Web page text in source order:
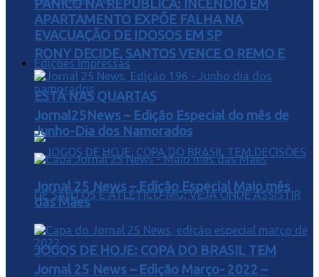
RONY DECIDE, SANTOS VENCE O REMO E
ESTÁ NAS QUARTAS
JOGOS DE HOJE: COPA DO BRASIL TEM
PÂNICO NA REPÚBLICA: INCÊNDIO EM
APARTAMENTO EXPÕE FALHA NA
EVACUAÇÃO DE IDOSOS EM SP
Edições Impressas
Jornal25News – Edição Especial do mês de
Junho-Dia dos Namorados
Jornal 25 News – Edição Especial Maio mês
das Mães
Jornal 25 News – Edição Março- 2022 –